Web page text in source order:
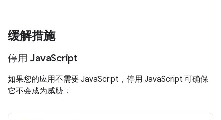
缓解措施
停用 JavaScript
如果您的应用不需要 JavaScript，停用 JavaScript 可确保
它不会成为威胁：